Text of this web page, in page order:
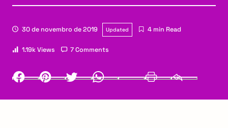
30 de novembro de 2019 Updated 4 min Read
1.19k Views 7 Comments
Facebook PinterestTwitter